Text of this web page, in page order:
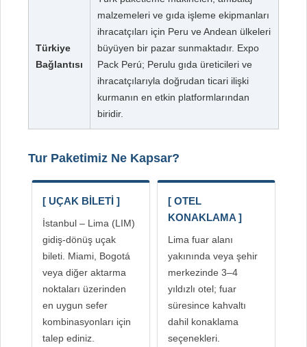
Türkiye
Bağlantısı
malzemeleri ve gıda işleme ekipmanları
ihracatçıları için Peru ve Andean ülkeleri
büyüyen bir pazar sunmaktadır. Expo
Pack Perú; Perulu gıda üreticileri ve
ihracatçılarıyla doğrudan ticari ilişki
kurmanın en etkin platformlarından
biridir.
Tur Paketimiz Ne Kapsar?
[ UÇAK BİLETİ ]
İstanbul – Lima (LIM)
gidiş-dönüş uçak
bileti. Miami, Bogotá
veya diğer aktarma
noktaları üzerinden
en uygun sefer
kombinasyonları için
talep ediniz.
[ OTEL
KONAKLAMA ]
Lima fuar alanı
yakınında veya şehir
merkezinde 3–4
yıldızlı otel; fuar
süresince kahvaltı
dahil konaklama
seçenekleri.